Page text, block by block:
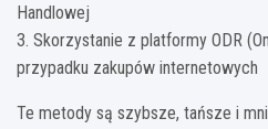
Handlowej
3. Skorzystanie z platformy ODR
przypadku zakupów internetowych
Te metody są szybsze, tańsze i